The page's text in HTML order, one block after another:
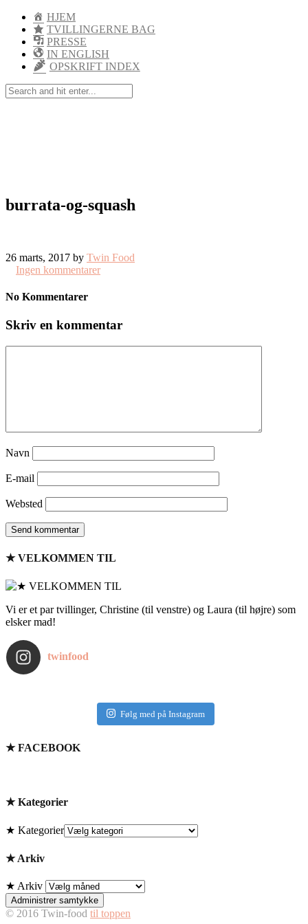
HJEM
TVILLINGERNE BAG
PRESSE
IN ENGLISH
OPSKRIFT INDEX
burrata-og-squash
26 marts, 2017 by Twin Food
Ingen kommentarer
No Kommentarer
Skriv en kommentar
Navn
E-mail
Websted
★ VELKOMMEN TIL
Vi er et par tvillinger, Christine (til venstre) og Laura (til højre) som
elsker mad!
twinfood
Følg med på Instagram
★ FACEBOOK
★ Kategorier
★ Kategorier
★ Arkiv
★ Arkiv
Administrer samtykke
© 2016 Twin-food til toppen